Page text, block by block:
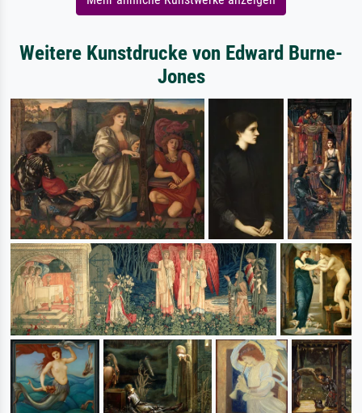
Weitere Kunstdrucke von Edward Burne-
Jones